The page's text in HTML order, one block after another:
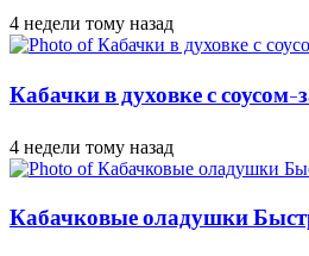
4 недели тому назад
Кабачки в духовке с
4 недели тому назад
Кабачковые оладушки